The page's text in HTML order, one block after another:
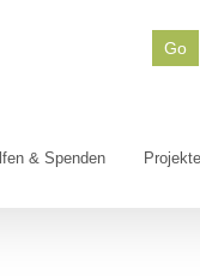
Go
& Spenden Projekte